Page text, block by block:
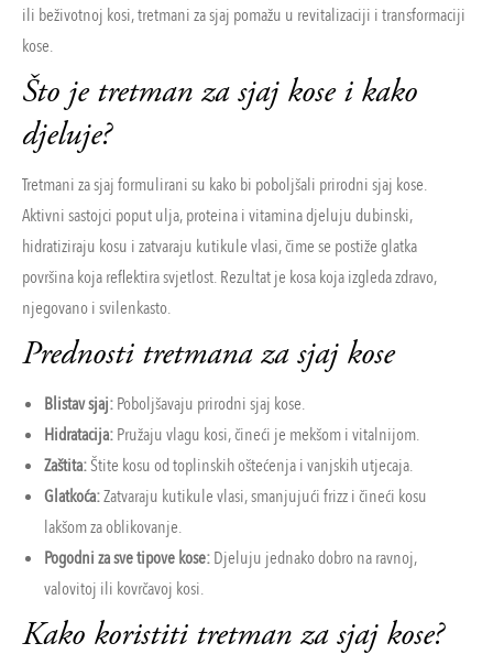
ili beživotnoj kosi, tretmani za sjaj pomažu u revitalizaciji i transformaciji
kose.
Što je tretman za sjaj kose i kako
djeluje?
Tretmani za sjaj formulirani su kako bi poboljšali prirodni sjaj kose.
Aktivni sastojci poput ulja, proteina i vitamina djeluju dubinski,
hidratiziraju kosu i zatvaraju kutikule vlasi, čime se postiže glatka
površina koja reflektira svjetlost. Rezultat je kosa koja izgleda zdravo,
njegovano i svilenkasto.
Prednosti tretmana za sjaj kose
Blistav sjaj:Poboljšavaju prirodni sjaj kose.
Hidratacija:Pružaju vlagu kosi, čineći je mekšom i vitalnijom.
Zaštita:Štite kosu od toplinskih oštećenja i vanjskih utjecaja.
Glatkoća:Zatvaraju kutikule vlasi, smanjujući frizz i čineći kosu
lakšom za oblikovanje.
Pogodni za sve tipove kose:Djeluju jednako dobro na ravnoj,
valovitoj ili kovrčavoj kosi.
Kako koristiti tretman za sjaj kose?